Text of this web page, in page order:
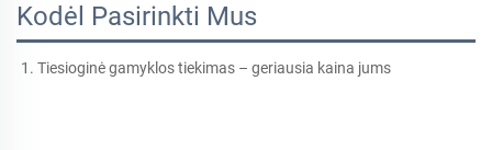
Kodėl Pasirinkti Mus
1. Tiesioginė gamyklos tiekimas – geriausia kaina jums